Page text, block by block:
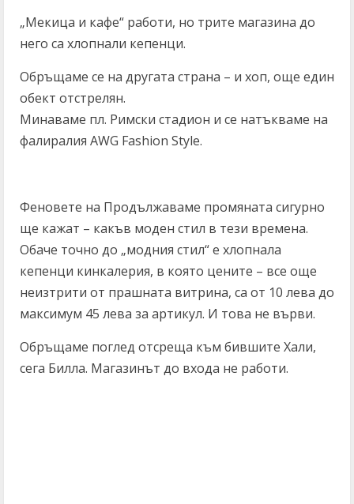
„Мекица и кафе“ работи, но трите магазина до
него са хлопнали кепенци.
Обръщаме се на другата страна – и хоп, още един
обект отстрелян.
Минаваме пл. Римски стадион и се натъкваме на
фалиралия AWG Fashion Style.
Феновете на Продължаваме промяната сигурно
ще кажат – какъв моден стил в тези времена.
Обаче точно до „модния стил“ е хлопнала
кепенци кинкалерия, в която цените – все още
неизтрити от прашната витрина, са от 10 лева до
максимум 45 лева за артикул. И това не върви.
Обръщаме поглед отсреща към бившите Хали,
сега Билла. Магазинът до входа не работи.